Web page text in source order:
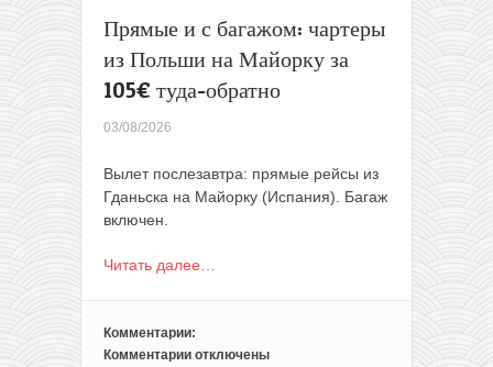
Прямые и с багажом: чартеры
из Польши на Майорку за
105€ туда-обратно
03/08/2026
Вылет послезавтра: прямые рейсы из
Гданьска на Майорку (Испания). Багаж
включен.
Читать далее…
Комментарии:
Комментарии отключены